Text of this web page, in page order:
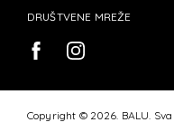
DRUŠTVENE MREŽE
Copyright © 2026. BALU.